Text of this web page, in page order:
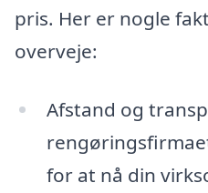
pris. Her er nogle
overveje:
Afstand og
for at nå din